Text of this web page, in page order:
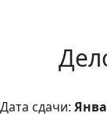
Дата сдачи: